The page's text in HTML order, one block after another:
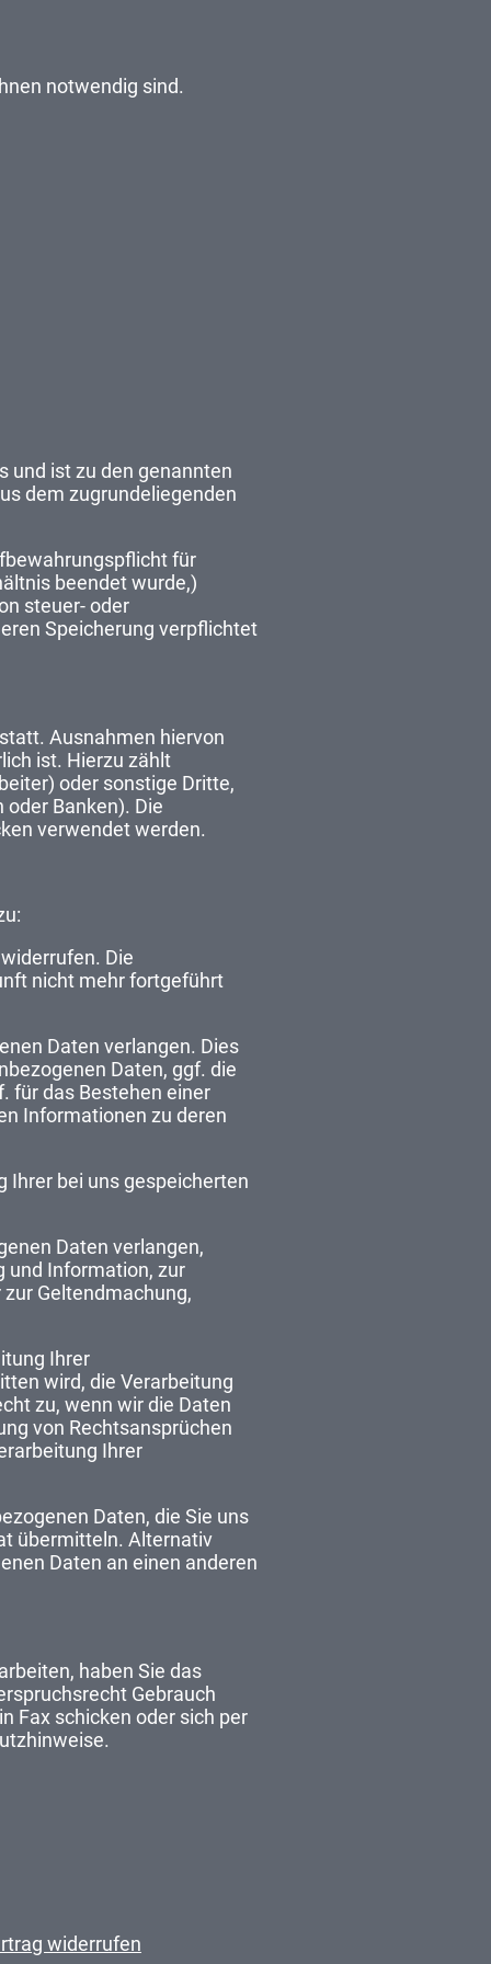
notwendig sind.
und ist zu den genannten
dem zugrundeliegenden
für
beendet wurde,)
steuer- oder
Speicherung verpflichtet
Ausnahmen hiervon
ist. Hierzu zählt
oder sonstige Dritte,
Banken). Die
verwendet werden.
Die
nicht mehr fortgeführt
Daten verlangen. Dies
Daten, ggf. die
für das Bestehen einer
Informationen zu deren
Ihrer bei uns gespeicherten
Daten verlangen,
und Information, zur
Geltendmachung,
Ihrer
wird, die Verarbeitung
zu, wenn wir die Daten
von Rechtsansprüchen
Ihrer
Daten, die Sie uns
übermitteln. Alternativ
Daten an einen anderen
haben Sie das
Gebrauch
Fax schicken oder sich per
widerrufen